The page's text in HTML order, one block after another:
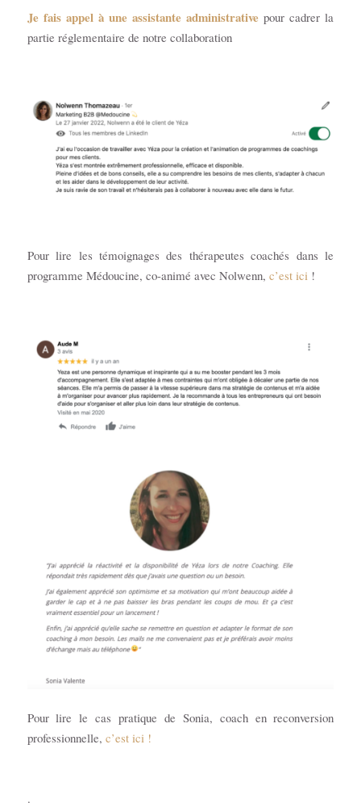
Je fais appel à une assistante administrative pour cadrer la
partie réglementaire de notre collaboration
Pour lire les témoignages des thérapeutes coachés dans le
programme Médoucine, co-animé avec Nolwenn, c’est ici !
Pour lire le cas pratique de Sonia, coach en reconversion
professionnelle, c’est ici !
.